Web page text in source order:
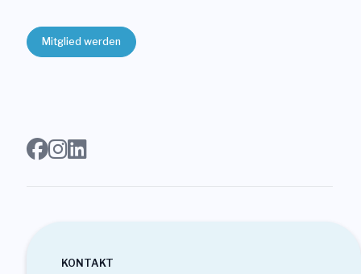
Mitglied werden
KONTAKT